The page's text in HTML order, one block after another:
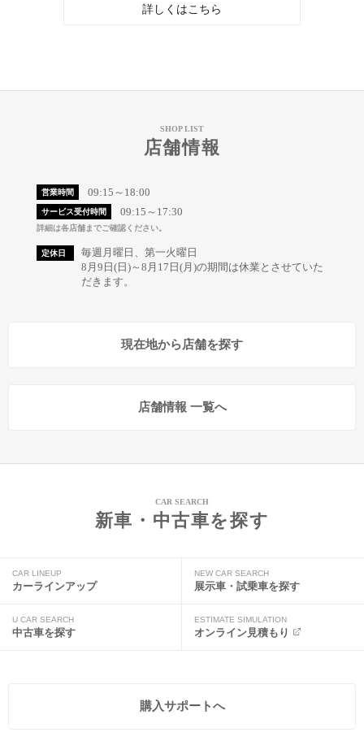
詳しくはこちら
SHOP LIST
店舗情報
営業時間 09:15～18:00
サービス受付時間 09:15～17:30
詳細は各店舗までご確認ください。
定休日
毎週月曜日、第一火曜日
8月9日(日)～8月17日(月)の期間は休業とさせていた
だきます。
現在地から店舗を探す
店舗情報 一覧へ
CAR SEARCH
新車・中古車を探す
CAR LINEUP
カーラインアップ
NEW CAR SEARCH
展示車・試乗車を探す
U CAR SEARCH
中古車を探す
ESTIMATE SIMULATION
オンライン見積もり
購入サポートへ